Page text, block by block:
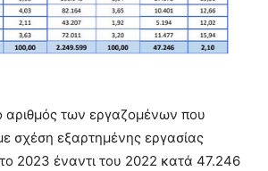
αριθμός των εργαζομένων που
σχέση εξαρτημένης εργασίας
το 2023 έναντι του 2022 κατά 47.246